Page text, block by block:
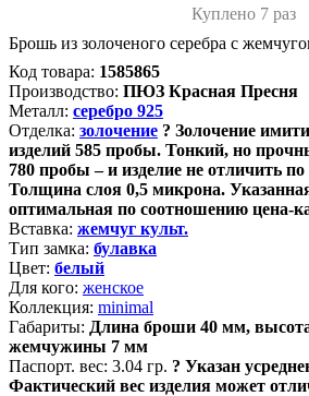
Куплено 7 раз
Брошь из золоченого серебра с
Код товара: 1585865
Производство: ПЮЗ Красная Пресня
Металл: серебро 925
Отделка: золочение ? Золочение
изделий 585 пробы. Тонкий, но
780 пробы – и изделие не отличить по
Толщина слоя 0,5 микрона.
оптимальная по соотношению цена-
Вставка: жемчуг культ.
Тип замка: булавка
Цвет: белый
Для кого: женское
Коллекция: minimal
Габариты: Длина броши 40 мм,
жемчужины 7 мм
Паспорт. вес: 3.04 гр. ? Указан
Фактический вес изделия может